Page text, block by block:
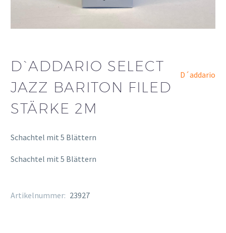
D`ADDARIO SELECT
JAZZ BARITON FILED
STÄRKE 2M
D´addario
Schachtel mit 5 Blättern
Schachtel mit 5 Blättern
Artikelnummer: 23927